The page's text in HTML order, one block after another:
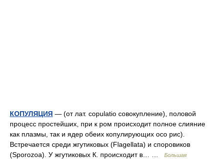
КОПУЛЯЦИЯ — (от лат. copulatio совокупление), половой
процесс простейших, при к ром происходит полное слияние
как плазмы, так и ядер обеих копулирующих осо рис).
Встречается среди жгутиковых (Flagellata) и споровиков
(Sporozoa). У жгутиковых К. происходит в… …
Большая